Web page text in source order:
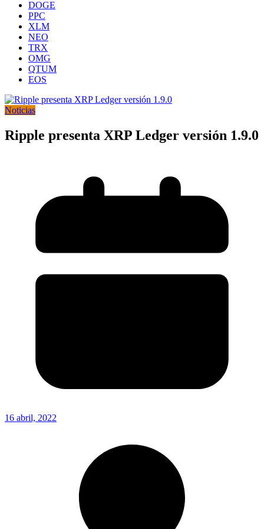
DOGE
PPC
XLM
NEO
TRX
OMG
QTUM
EOS
Noticias
Ripple presenta XRP Ledger versión 1.9.0
16 abril, 2022